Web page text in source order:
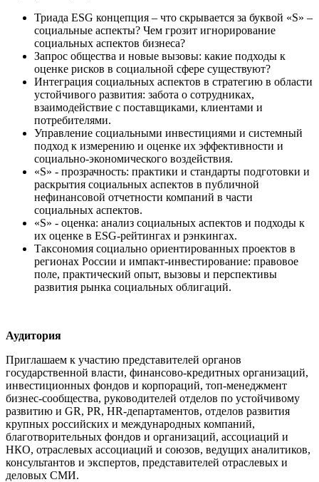
Триада ESG концепция – что скрывается за буквой «S» –
социальные аспекты? Чем грозит игнорирование
социальных аспектов бизнеса?
Запрос общества и новые вызовы: какие подходы к
оценке рисков в социальной сфере существуют?
Интеграция социальных аспектов в стратегию в области
устойчивого развития: забота о сотрудниках,
взаимодействие с поставщиками, клиентами и
потребителями.
Управление социальными инвестициями и системный
подход к измерению и оценке их эффективности и
социально-экономического воздействия.
«S» - прозрачность: практики и стандарты подготовки и
раскрытия социальных аспектов в публичной
нефинансовой отчетности компаний в части
социальных аспектов.
«S» - оценка: анализ социальных аспектов и подходы к
их оценке в ESG-рейтингах и рэнкингах.
Таксономия социально ориентированных проектов в
регионах России и импакт-инвестирование: правовое
поле, практический опыт, вызовы и перспективы
развития рынка социальных облигаций.
Аудитория
Приглашаем к участию представителей органов
государственной власти, финансово-кредитных организаций,
инвестиционных фондов и корпораций, топ-менеджмент
бизнес-сообщества, руководителей отделов по устойчивому
развитию и GR, PR, HR-департаментов, отделов развития
крупных российских и международных компаний,
благотворительных фондов и организаций, ассоциаций и
НКО, отраслевых ассоциаций и союзов, ведущих аналитиков,
консультантов и экспертов, представителей отраслевых и
деловых СМИ.